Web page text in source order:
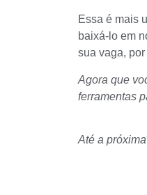
Essa é mais
baixá-lo em
sua vaga,
Agora que
ferramentas
Até a